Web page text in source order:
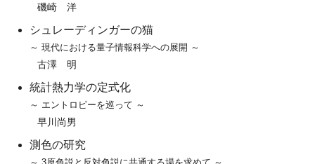
磯崎 洋
シュレーディンガーの猫
～ 現代における量子情報科学への展開 ～
古澤 明
統計熱力学の定式化
～ エントロピーを巡って ～
早川尚男
測色の研究